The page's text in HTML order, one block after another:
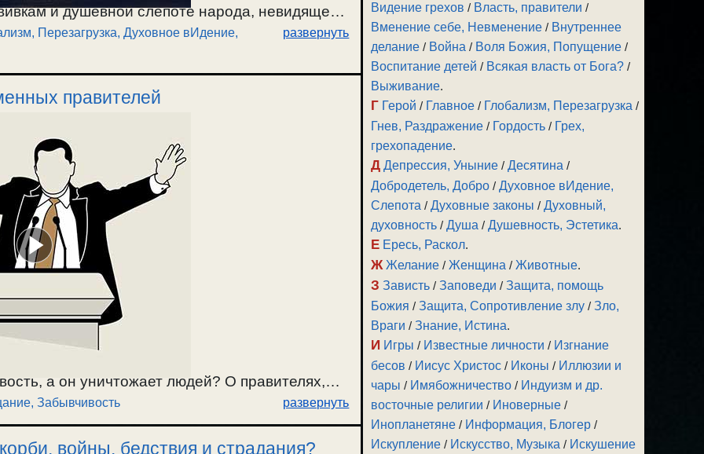
и душевной слепоте народа, невидящего
прогрессе и просвещенном человеке, —
аристократии, высшем обществе. Об
проводят политику глобалистов по
Перезагрузка, Духовное вИдение,
развернуть
правителей
а он уничтожает людей? О правителях,
современных правителей, которые
/ 11.11.2022г.
Забывчивость развернуть
войны, бедствия и страдания?
Видение грехов / Власть, правители /
Вменение себе, Невменение / Внутреннее
делание / Война / Воля Божия, Попущение /
Воспитание детей / Всякая власть от Бога? /
Выживание.
Г Герой / Главное / Глобализм, Перезагрузка /
Гнев, Раздражение / Гордость / Грех,
грехопадение.
Д Депрессия, Уныние /Десятина /
Добродетель, Добро /Духовное вИдение,
Слепота /Духовные законы /Духовный,
духовность /Душа /Душевность, Эстетика.
Е Ересь, Раскол.
Ж Желание /Женщина /Животные.
З Зависть /Заповеди /Защита, помощь
Божия /Защита, Сопротивление злу /Зло,
Враги /Знание, Истина.
И Игры / Известные личности / Изгнание
бесов / Иисус Христос / Иконы / Иллюзии и
чары / Имябожничество / Индуизм и др.
восточные религии / Иноверные /
Инопланетяне / Информация, Блогер /
Искупление / Искусство, Музыка / Искушение